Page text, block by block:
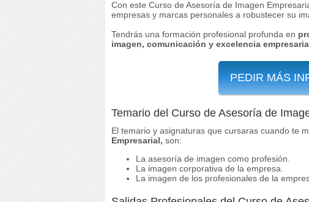
Con este Curso de Asesoría de Imagen
empresas y marcas personales a robustecer su
Tendrás una formación profesional profunda en
imagen, comunicación y excelencia
PEDIR MÁS
Temario del Curso de Asesoría de
El temario y asignaturas que cursaras cuando te
Empresarial, son:
La asesoría de imagen como profesión.
La imagen corporativa de la empresa.
La imagen de los profesionales de la